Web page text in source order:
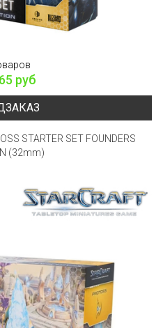
руб
STARTER SET FOUNDERS
(32mm)